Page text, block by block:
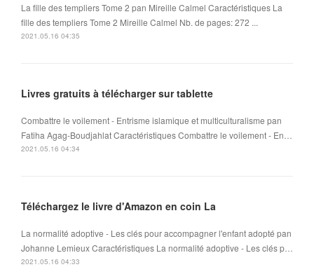
La fille des templiers Tome 2 pan Mireille Calmel Caractéristiques La
fille des templiers Tome 2 Mireille Calmel Nb. de pages: 272 ...
2021.05.16 04:35
Livres gratuits à télécharger sur tablette
Combattre le voilement - Entrisme islamique et multiculturalisme pan
Fatiha Agag-Boudjahlat Caractéristiques Combattre le voilement - En…
2021.05.16 04:34
Téléchargez le livre d'Amazon en coin La
La normalité adoptive - Les clés pour accompagner l'enfant adopté pan
Johanne Lemieux Caractéristiques La normalité adoptive - Les clés p…
2021.05.16 04:33